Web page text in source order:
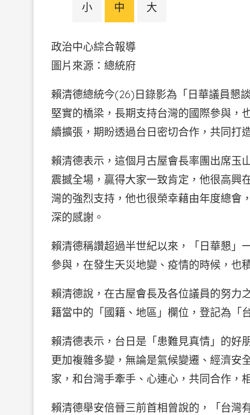
小 中 大
政治中心綜合報導
圖片來源：總統府
賴清德總統今(26)日錄影為「日華議員懇
堅實的橋梁，長期支持台灣的國際參與，
續擴張，期盼透過台日密切合作，共同打
賴清德表示，這個月古屋會長率團出席玉
震撼全場，贏得大家一致肯定，他很高興
灣的強烈支持，他也很榮幸藉由年度總會
深的感謝。
賴清德稱讚超過半世紀以來，「日華懇」
參與，在發生天災地變、疫情的時候，也
賴清德說，在古屋會長及各位議員的努力
籍當中的「國籍、地區」欄位，登記為「
賴清德表示，台日是「患難見真情」的好
更加複雜多變，無論是氣候變遷、經濟安
家，和台灣手牽手、心連心，共同合作，
賴清德舉安倍晉三前首相曾說的，「台灣